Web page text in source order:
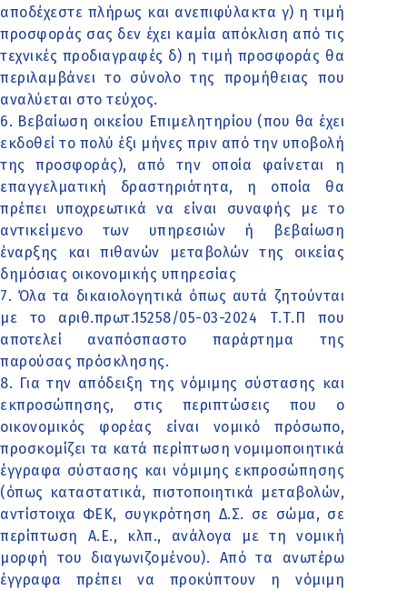
αποδέχεστε πλήρως και ανεπιφύλακτα γ) η τιμή
προσφοράς σας δεν έχει καμία απόκλιση από τις
τεχνικές προδιαγραφές δ) η τιμή προσφοράς θα
περιλαμβάνει το σύνολο της προμήθειας που
αναλύεται στο τεύχος.
6. Βεβαίωση οικείου Επιμελητηρίου (που θα έχει
εκδοθεί το πολύ έξι μήνες πριν από την υποβολή
της προσφοράς), από την οποία φαίνεται η
επαγγελματική δραστηριότητα, η οποία θα
πρέπει υποχρεωτικά να είναι συναφής με το
αντικείμενο των υπηρεσιών ή βεβαίωση
έναρξης και πιθανών μεταβολών της οικείας
δημόσιας οικονομικής υπηρεσίας
7. Όλα τα δικαιολογητικά όπως αυτά ζητούνται
με το αριθ.πρωτ.15258/05-03-2024 Τ.Τ.Π που
αποτελεί αναπόσπαστο παράρτημα της
παρούσας πρόσκλησης.
8. Για την απόδειξη της νόμιμης σύστασης και
εκπροσώπησης, στις περιπτώσεις που ο
οικονομικός φορέας είναι νομικό πρόσωπο,
προσκομίζει τα κατά περίπτωση νομιμοποιητικά
έγγραφα σύστασης και νόμιμης εκπροσώπησης
(όπως καταστατικά, πιστοποιητικά μεταβολών,
αντίστοιχα ΦΕΚ, συγκρότηση Δ.Σ. σε σώμα, σε
περίπτωση Α.Ε., κλπ., ανάλογα με τη νομική
μορφή του διαγωνιζομένου). Από τα ανωτέρω
έγγραφα πρέπει να προκύπτουν η νόμιμη